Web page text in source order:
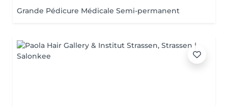
Grande Pédicure Médicale Semi-permanent